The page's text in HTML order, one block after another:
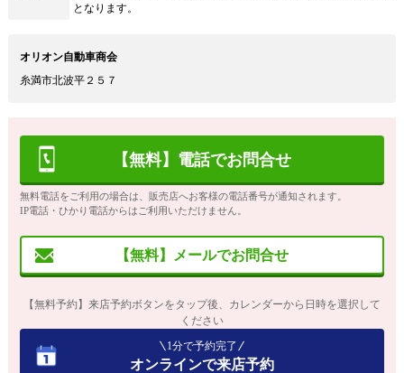
となります。
オリオン自動車商会
糸満市北波平２５７
【無料】電話でお問合せ
無料電話をご利用の場合は、販売店へお客様の電話番号が通知されます。
IP電話・ひかり電話からはご利用いただけません。
【無料】メールでお問合せ
【無料予約】来店予約ボタンをタップ後、カレンダーから日時を選択して
ください
1分で予約完了
オンラインで来店予約